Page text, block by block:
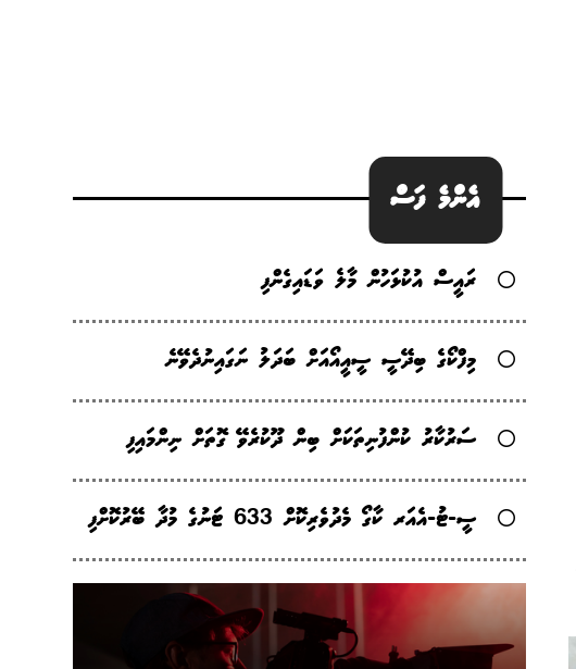
އެންމެ ފަސް
ރައީސް އުކުޅަހުން މާލެ ވަޑައިގެންފި
މިފްކޯގެ ބިދޭސީ ސީއީއޯއަށް ބަދަލު ނަގައިނުދެވޭނެ
ސަރުކާރު ކުންފުނިތަކަށް ބިން ދޫކުރެވޭ ގޮތަށް ނިންމައިފި
ސީ-ޓު-އެއަރ ކާގޯ މެދުވެރިކޮށް 633 ޓަނުގެ މުދާ ބޭރުކޮށްފި